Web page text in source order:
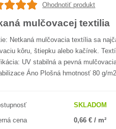
Ohodnotiť produkt
mulčovacej textilia
Netkaná mulčovacia textília sa
kôru, štiepku alebo kačírek.
UV stabilná a pevná
Áno Plošná hmotnosť 80 g/
SKLADOM
cena 0,66 € / m²